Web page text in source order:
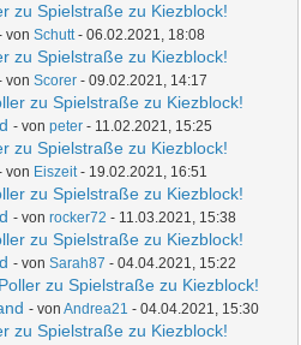
zu Spielstraße zu Kiezblock!
vonSchutt- 06.02.2021, 18:08
zu Spielstraße zu Kiezblock!
vonScorer - 09.02.2021, 14:17
zu Spielstraße zu Kiezblock!
- vonpeter - 11.02.2021, 15:25
zu Spielstraße zu Kiezblock!
von Eiszeit- 19.02.2021, 16:51
zu Spielstraße zu Kiezblock!
- vonrocker72 - 11.03.2021, 15:38
zu Spielstraße zu Kiezblock!
- vonSarah87 - 04.04.2021, 15:22
zu Spielstraße zu Kiezblock!
- vonAndrea21 - 04.04.2021, 15:30
zu Spielstraße zu Kiezblock!